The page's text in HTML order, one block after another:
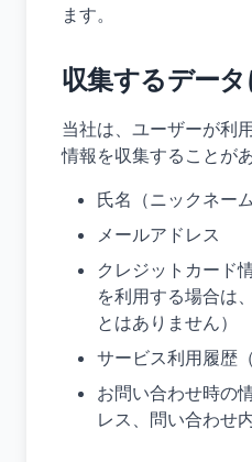
ます。
収集するデー
当社は、ユーザーが利
情報を収集することが
氏名（ニックネーム
メールアドレス
クレジットカード
を利用する場合は
とはありません）
サービス利用履歴
お問い合わせ時の
レス、問い合わせ内